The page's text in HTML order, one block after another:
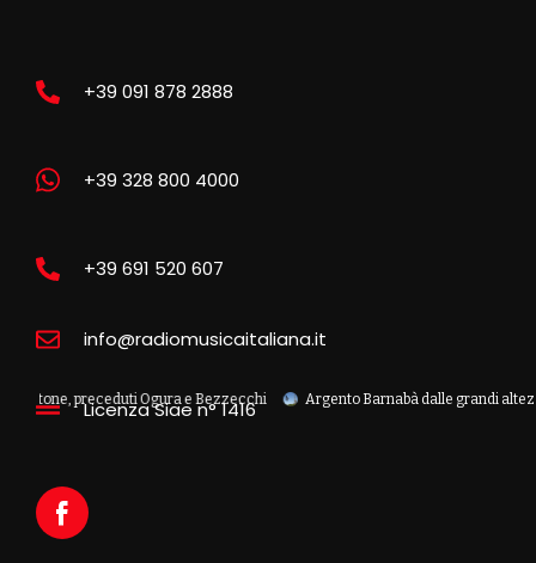
preceduti Ogura e Bezzecchi Argento Barnabà dalle grandi altezze agli
+39 091 878 2888
+39 328 800 4000
+39 691 520 607
info@radiomusicaitaliana.it
Licenza Siae n° 1416